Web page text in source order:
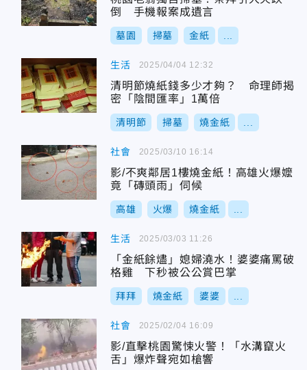
倒 手機報案成遺言
墓園 掃墓 金紙
生活
清明節燒紙錢多少才夠？ 命理師揭
密「陰間匯率」1萬倍
清明節 掃墓 燒金紙
2025/04/04 12:32
社會
影/不爽鄰居1樓燒金紙！高雄火爆嬤
竟「磚頭雨」伺候
高雄 火爆 燒金紙
2025/03/10 16:14
生活
「金紙餘燼」媳婦澆水！婆婆痛罵破
格雞 下秒被公公賞巴掌
拜拜 燒金紙 婆婆
2025/03/03 11:26
社會
影/直擊桃園驚悚火警！「水溝竄火
舌」爆炸聲宛如槍響
2025/02/04 16:09